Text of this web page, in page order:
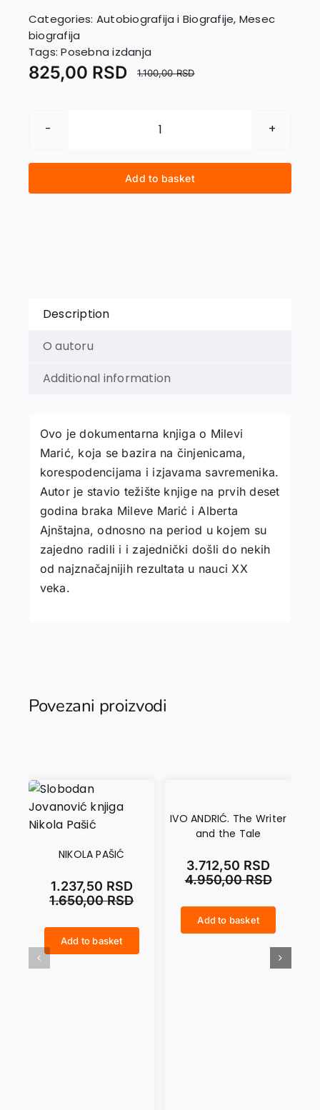
Categories: Autobiografija i Biografije, Mesec
biografija
Tags:Posebna izdanja
1.100,00RSD
825,00 RSD
MILEVA
ALBERT
AJNŠTAJN
Add to basket
Description
O autoru
Additional information
Ovo je dokumentarna knjiga o Milevi
Marić, koja se bazira na činjenicama,
korespodencijama i izjavama savremenika.
Autor je stavio težište knjige na prvih deset
godina braka Mileve Marić i Alberta
Ajnštajna, odnosno na period u kojem su
zajedno radili i i zajednički došli do nekih
od najznačajnijih rezultata u nauci XX
veka.
Povezani proizvodi
NIKOLA PAŠIĆ
1.650,00RSD
1.237,50 RSD
Add to basket
IVO ANDRIĆ. The Writer
and the Tale
4.950,00RSD
3.712,50 RSD
Add to basket